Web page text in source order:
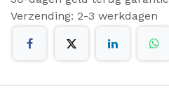
Verzending: 2-3 werkdagen